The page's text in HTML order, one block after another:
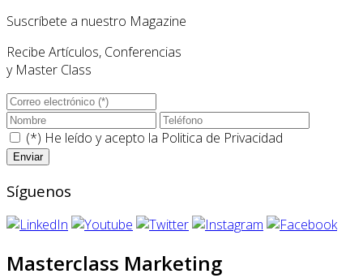
Suscríbete a nuestro Magazine
Recibe Artículos, Conferencias
y Master Class
(*) He leído y acepto la Politica de Privacidad
Síguenos
Masterclass Marketing